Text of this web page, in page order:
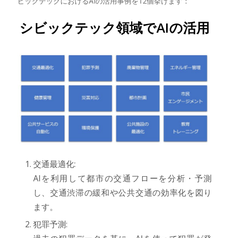
シビックテック領域でAIの活用
交通最適化:
AIを利用して都市の交通フローを分析・予測
し、交通渋滞の緩和や公共交通の効率化を図り
ます。
犯罪予測: